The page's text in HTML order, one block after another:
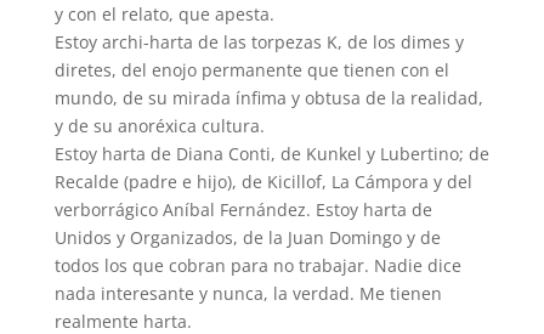
y con el relato, que apesta.
Estoy archi-harta de las torpezas K, de los dimes y
diretes, del enojo permanente que tienen con el
mundo, de su mirada ínfima y obtusa de la realidad,
y de su anoréxica cultura.
Estoy harta de Diana Conti, de Kunkel y Lubertino; de
Recalde (padre e hijo), de Kicillof, La Cámpora y del
verborrágico Aníbal Fernández. Estoy harta de
Unidos y Organizados, de la Juan Domingo y de
todos los que cobran para no trabajar. Nadie dice
nada interesante y nunca, la verdad. Me tienen
realmente harta.